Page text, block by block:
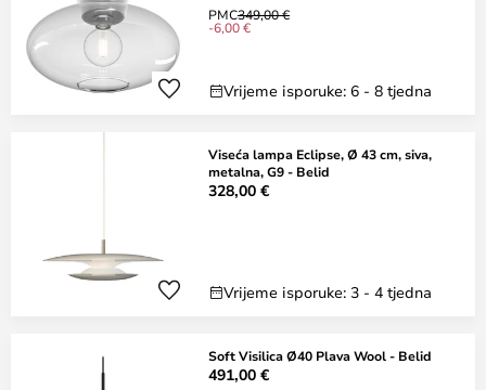
PMC349,00 €
-6,00 €
Vrijeme isporuke: 6 - 8 tjedna
Viseća lampa Eclipse, Ø 43 cm, siva,
metalna, G9 - Belid
328,00 €
Vrijeme isporuke: 3 - 4 tjedna
Soft Visilica Ø40 Plava Wool - Belid
491,00 €